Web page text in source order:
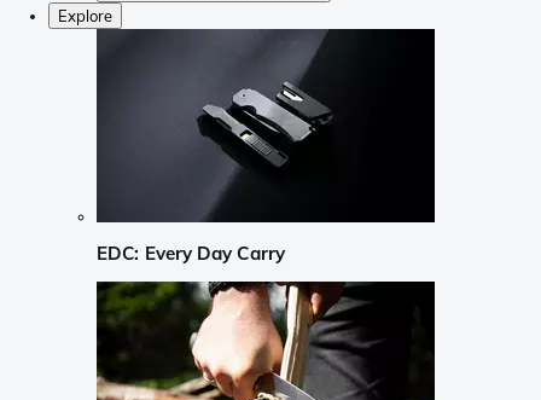
Explore
EDC: Every Day Carry